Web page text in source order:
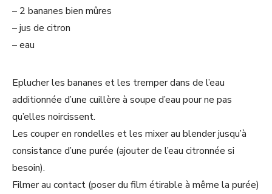
– 2 bananes bien mûres
– jus de citron
– eau
Eplucher les bananes et les tremper dans de l’eau
additionnée d’une cuillère à soupe d’eau pour ne pas
qu’elles noircissent.
Les couper en rondelles et les mixer au blender jusqu’à
consistance d’une purée (ajouter de l’eau citronnée si
besoin).
Filmer au contact (poser du film étirable à même la purée)